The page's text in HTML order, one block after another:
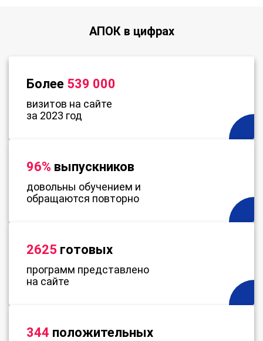
АПОК в цифрах
Более 539 000
визитов на сайте
за 2023 год
96% выпускников
довольны обучением и
обращаются повторно
2625 готовых
программ представлено
на сайте
344 положительных